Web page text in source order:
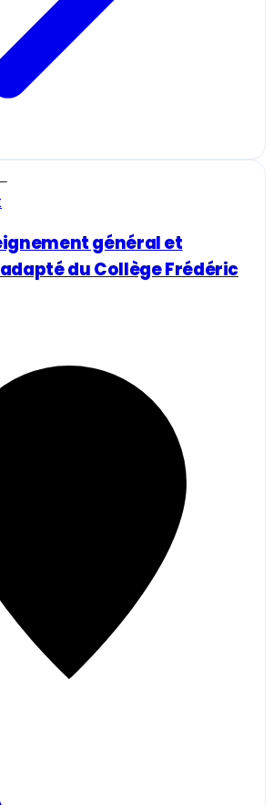
général et
du Collège Frédéric